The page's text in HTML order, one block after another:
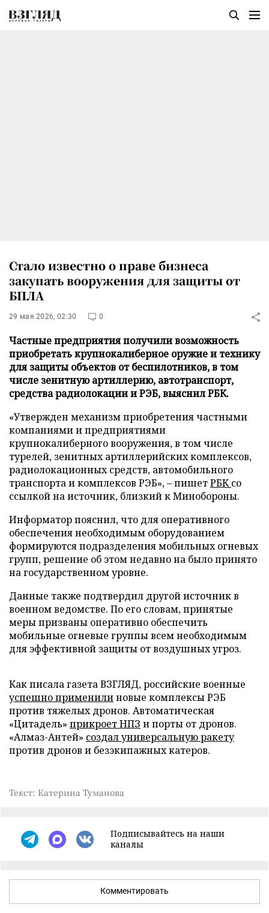
Стало известно о праве бизнеса
закупать вооружения для защиты от
БПЛА
29 мая 2026, 02:30 0
Частные предприятия получили возможность
приобретать крупнокалиберное оружие и технику
для защиты объектов от беспилотников, в том
числе зенитную артиллерию, автотранспорт,
средства радиолокации и РЭБ, выяснил РБК.
«Утвержден механизм приобретения частными
компаниями и предприятиями
крупнокалиберного вооружения, в том числе
турелей, зенитных артиллерийских комплексов,
радиолокационных средств, автомобильного
транспорта и комплексов РЭБ», – пишетРБКсо
ссылкой на источник, близкий к Минобороны.
Информатор пояснил, что для оперативного
обеспечения необходимым оборудованием
формируются подразделения мобильных огневых
групп, решение об этом недавно на было принято
на государственном уровне.
Данные также подтвердил другой источник в
военном ведомстве. По его словам, принятые
меры призваны оперативно обеспечить
мобильные огневые группы всем необходимым
для эффективной защиты от воздушных угроз.
Как писала газета ВЗГЛЯД, российские военные
успешно применилиновые комплексы РЭБ
против тяжелых дронов. Автоматическая
«Цитадель» прикроет НПЗ и порты от дронов.
«Алмаз-Антей» создал универсальную ракету
против дронов и безэкипажных катеров.
Текст: Катерина Туманова
Подписывайтесь на наши
каналы
Комментировать